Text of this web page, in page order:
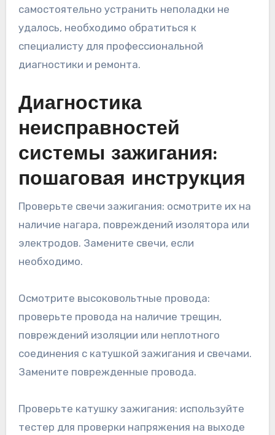
самостоятельно устранить неполадки не
удалось, необходимо обратиться к
специалисту для профессиональной
диагностики и ремонта.
Диагностика
неисправностей
системы зажигания:
пошаговая инструкция
Проверьте свечи зажигания: осмотрите их на
наличие нагара, повреждений изолятора или
электродов. Замените свечи, если
необходимо.
Осмотрите высоковольтные провода:
проверьте провода на наличие трещин,
повреждений изоляции или неплотного
соединения с катушкой зажигания и свечами.
Замените поврежденные провода.
Проверьте катушку зажигания: используйте
тестер для проверки напряжения на выходе